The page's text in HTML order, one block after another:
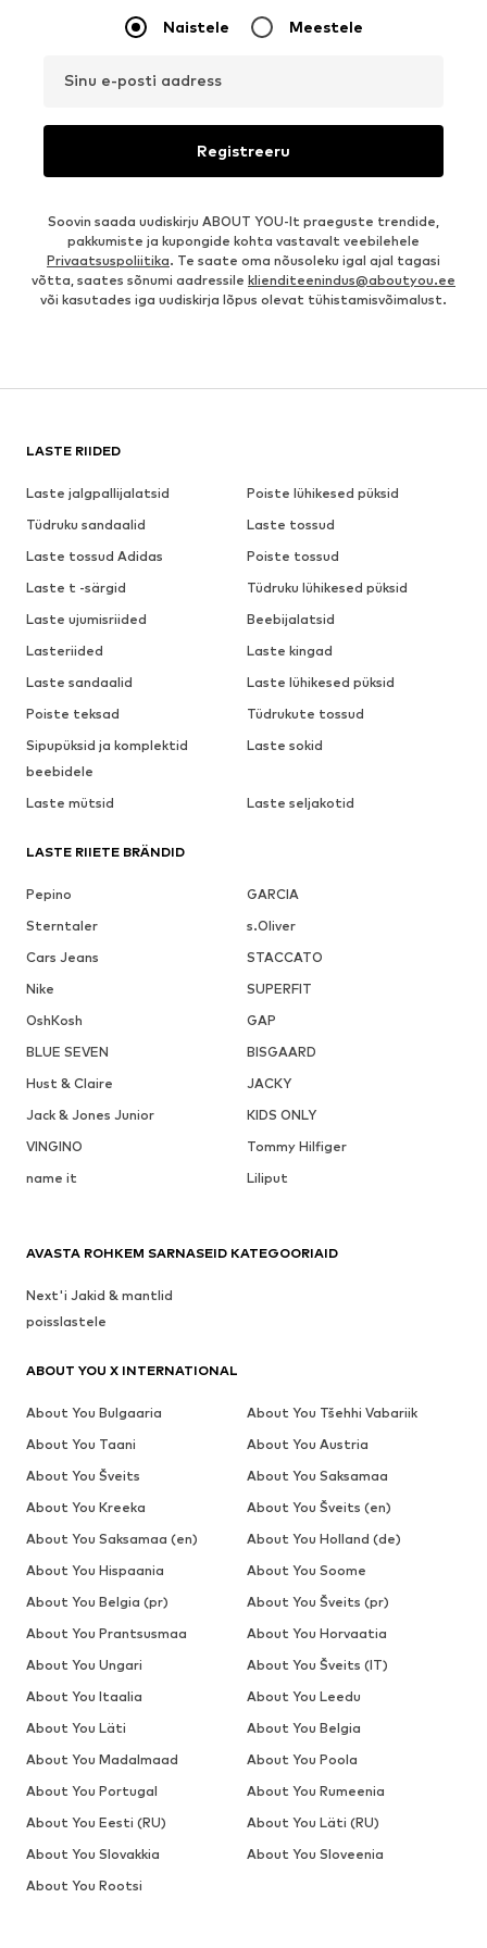
Naistele Meestele
Sinu e-posti aadress
Registreeru
Soovin saada uudiskirju ABOUT YOU-lt praeguste trendide,
pakkumiste ja kupongide kohta vastavalt veebilehele
Privaatsuspoliitika. Te saate oma nõusoleku igal ajal tagasi
võtta, saates sõnumi aadressile klienditeenindus@aboutyou.ee
või kasutades iga uudiskirja lõpus olevat tühistamisvõimalust.
LASTE RIIDED
Laste jalgpallijalatsid
Poiste lühikesed püksid
Tüdruku sandaalid
Laste tossud
Laste tossud Adidas
Poiste tossud
Laste t -särgid
Tüdruku lühikesed püksid
Laste ujumisriided
Beebijalatsid
Lasteriided
Laste kingad
Laste sandaalid
Laste lühikesed püksid
Poiste teksad
Tüdrukute tossud
Sipupüksid ja komplektid
beebidele
Laste sokid
Laste mütsid Laste seljakotid
LASTE RIIETE BRÄNDID
Pepino
GARCIA
Sterntaler
s.Oliver
Cars Jeans
STACCATO
Nike
SUPERFIT
OshKosh
GAP
BLUE SEVEN
BISGAARD
Hust & Claire
JACKY
Jack & Jones Junior
KIDS ONLY
VINGINO
Tommy Hilfiger
name it
Liliput
AVASTA ROHKEM SARNASEID KATEGOORIAID
Next'i Jakid & mantlid
poisslastele
ABOUT YOU X INTERNATIONAL
About You Bulgaaria
About You Tšehhi Vabariik
About You Taani
About You Austria
About You Šveits
About You Saksamaa
About You Kreeka
About You Šveits (en)
About You Saksamaa (en)
About You Holland (de)
About You Hispaania
About You Soome
About You Belgia (pr)
About You Šveits (pr)
About You Prantsusmaa
About You Horvaatia
About You Ungari
About You Šveits (IT)
About You Itaalia
About You Leedu
About You Läti
About You Belgia
About You Madalmaad
About You Poola
About You Portugal
About You Rumeenia
About You Eesti (RU)
About You Läti (RU)
About You Slovakkia
About You Sloveenia
About You Rootsi